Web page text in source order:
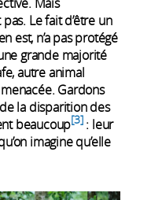
Mais
Le fait d’être un
est, n’a pas protégé
grande majorité
autre animal
Gardons
la disparition des
beaucoup 3 : leur
imagine qu’elle